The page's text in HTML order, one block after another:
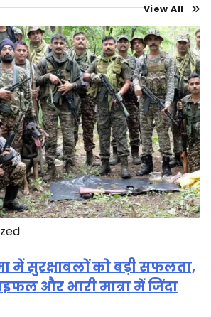
View All
में सुरक्षाबलों को बड़ी सफलता,
और भारी मात्रा में जिंदा